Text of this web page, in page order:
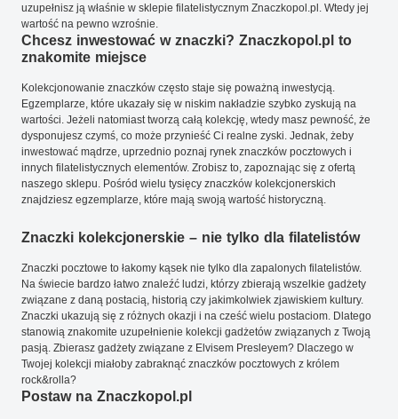
uzupełnisz ją właśnie w sklepie filatelistycznym Znaczkopol.pl. Wtedy jej
wartość na pewno wzrośnie.
Chcesz inwestować w znaczki? Znaczkopol.pl to
znakomite miejsce
Kolekcjonowanie znaczków często staje się poważną inwestycją.
Egzemplarze, które ukazały się w niskim nakładzie szybko zyskują na
wartości. Jeżeli natomiast tworzą całą kolekcję, wtedy masz pewność, że
dysponujesz czymś, co może przynieść Ci realne zyski. Jednak, żeby
inwestować mądrze, uprzednio poznaj rynek znaczków pocztowych i
innych filatelistycznych elementów. Zrobisz to, zapoznając się z ofertą
naszego sklepu. Pośród wielu tysięcy znaczków kolekcjonerskich
znajdziesz egzemplarze, które mają swoją wartość historyczną.
Znaczki kolekcjonerskie – nie tylko dla filatelistów
Znaczki pocztowe to łakomy kąsek nie tylko dla zapalonych filatelistów.
Na świecie bardzo łatwo znaleźć ludzi, którzy zbierają wszelkie gadżety
związane z daną postacią, historią czy jakimkolwiek zjawiskiem kultury.
Znaczki ukazują się z różnych okazji i na cześć wielu postaciom. Dlatego
stanowią znakomite uzupełnienie kolekcji gadżetów związanych z Twoją
pasją. Zbierasz gadżety związane z Elvisem Presleyem? Dlaczego w
Twojej kolekcji miałoby zabraknąć znaczków pocztowych z królem
rock&rolla?
Postaw na Znaczkopol.pl